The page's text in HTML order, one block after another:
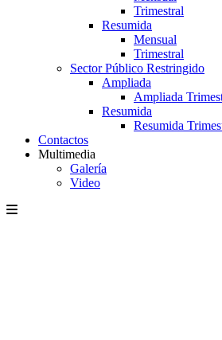
Trimestral
Resumida
Mensual
Trimestral
Sector Público Restringido
Ampliada
Ampliada
Resumida
Resumida
Contactos
Multimedia
Galería
Video